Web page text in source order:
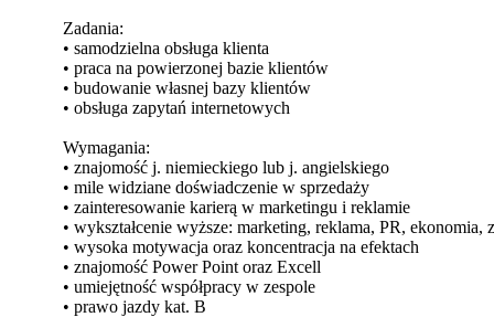
Zadania:
• samodzielna obsługa klienta
• praca na powierzonej bazie klientów
• budowanie własnej bazy klientów
• obsługa zapytań internetowych
Wymagania:
• znajomość j. niemieckiego lub j. angielskiego
• mile widziane doświadczenie w sprzedaży
• zainteresowanie karierą w marketingu i reklamie
• wykształcenie wyższe: marketing, reklama, PR, ekonomia,
• wysoka motywacja oraz koncentracja na efektach
• znajomość Power Point oraz Excell
• umiejętność współpracy w zespole
• prawo jazdy kat. B